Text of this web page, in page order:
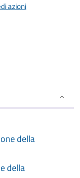
azioni
della
della